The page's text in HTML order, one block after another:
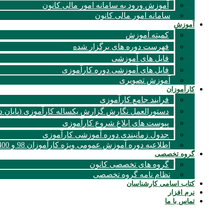
آموزش ورود به سامانه امور مالی کانون
سامانه امور مالی کانون
آموزش
کمیته آموزش
فهرست دوره های برگزار شده
فایل های آموزشی
فایل های آموزشی دوره کارآموزی
آموزش تصویری
کارآموزان
فرایند جامع کارآموزی
دستورالعمل نگارش گزارش یکساله کارآموزی (پایان
پیوست های ابلاغ شروع کارآموزی
جدول زمانبندی دوره آموزشی کارآموزی
اطلاعیه دوره آموزش عمومی ویژه کارآموزان 98 و 1400
گروه تخصصی
گروه های تخصصی کانون
نظام نامه گروه تخصصی
کتاب اسامی کارشناسان
نرم افزار
تماس با ما